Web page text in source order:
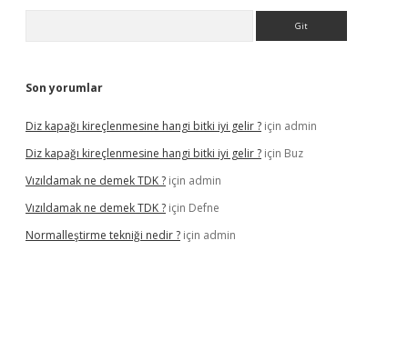
Son yorumlar
Diz kapağı kireçlenmesine hangi bitki iyi gelir ? için admin
Diz kapağı kireçlenmesine hangi bitki iyi gelir ? için Buz
Vızıldamak ne demek TDK ? için admin
Vızıldamak ne demek TDK ? için Defne
Normalleştirme tekniği nedir ? için admin